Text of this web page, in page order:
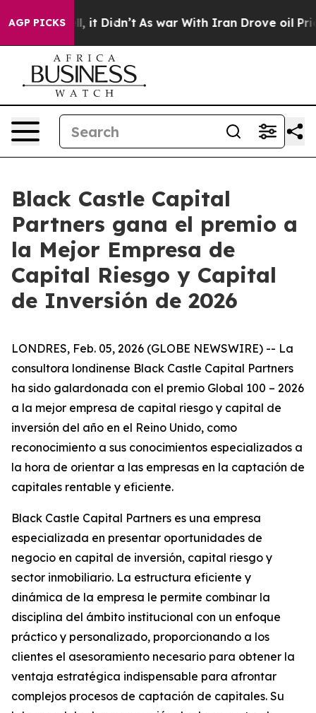
AGP PICKS
Well, it Didn’t As war With Iran Drove oil Prices
Black Castle Capital
Partners gana el premio a
la Mejor Empresa de
Capital Riesgo y Capital
de Inversión de 2026
LONDRES, Feb. 05, 2026 (GLOBE NEWSWIRE) -- La
consultora londinense Black Castle Capital Partners
ha sido galardonada con el premio Global 100 – 2026
a la mejor empresa de capital riesgo y capital de
inversión del año en el Reino Unido, como
reconocimiento a sus conocimientos especializados a
la hora de orientar a las empresas en la captación de
capitales rentable y eficiente.
Black Castle Capital Partners es una empresa
especializada en presentar oportunidades de
negocio en capital de inversión, capital riesgo y
sector inmobiliario. La estructura eficiente y
dinámica de la empresa le permite combinar la
disciplina del ámbito institucional con un enfoque
práctico y personalizado, proporcionando a los
clientes el asesoramiento necesario para obtener la
ventaja estratégica indispensable para afrontar
complejos procesos de captación de capitales. Su